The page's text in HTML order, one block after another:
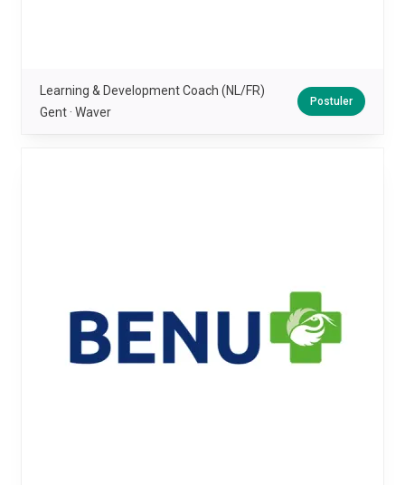
Learning & Development Coach (NL/FR)
Gent · Waver
Postuler